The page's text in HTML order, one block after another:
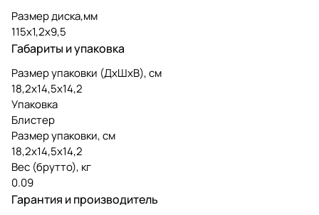
Размер диска,мм
115х1,2х9,5
Габариты и упаковка
Размер упаковки (ДxШxВ), см
18,2х14,5х14,2
Упаковка
Блистер
Размер упаковки, см
18,2х14,5х14,2
Вес (брутто), кг
0.09
Гарантия и производитель